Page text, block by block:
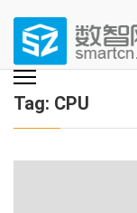
content
(Press
enter)
数智网
智能家居第一资讯门户
Tag: CPU